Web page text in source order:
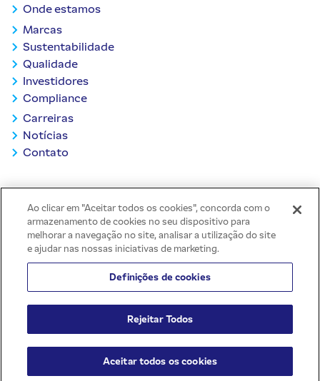
Onde estamos
Marcas
Sustentabilidade
Qualidade
Investidores
Compliance
Carreiras
Notícias
Contato
VOLTAR AO TOPO
Todos os direitos reservados ©
2026 | JBS -Criação
POLÍTICA DE COOKIES
Ao clicar em "Aceitar todos os cookies", concorda com o
armazenamento de cookies no seu dispositivo para
melhorar a navegação no site, analisar a utilização do site
e ajudar nas nossas iniciativas de marketing.
Definições de cookies
Rejeitar Todos
Aceitar todos os cookies